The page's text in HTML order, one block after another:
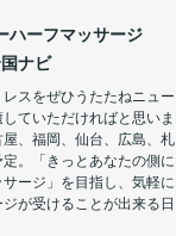
ハーフマッサージ
ナビ
スをぜひうたたねニュー
ていただければと思いま
、福岡、仙台、広島、札
。「きっとあなたの側に
ージ」を目指し、気軽に
が受けることが出来る日